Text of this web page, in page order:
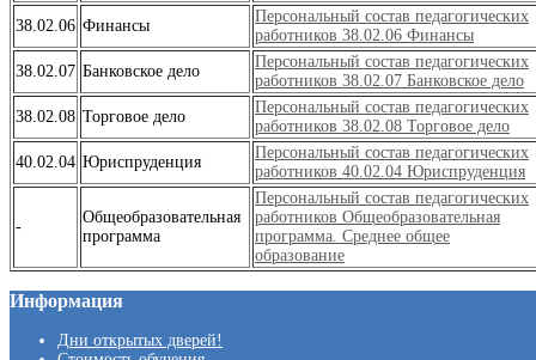
38.02.06 Финансы
Персональный состав педагогических
работников 38.02.06 Финансы
38.02.07 Банковское дело
Персональный состав педагогических
работников 38.02.07 Банковское дело
38.02.08 Торговое дело
Персональный состав педагогических
работников 38.02.08 Торговое дело
40.02.04 Юриспруденция
Персональный состав педагогических
работников 40.02.04 Юриспруденция
-
Общеобразовательная
программа
Персональный состав педагогических
работников Общеобразовательная
программа. Среднее общее
образование
Информация
Дни открытых дверей!